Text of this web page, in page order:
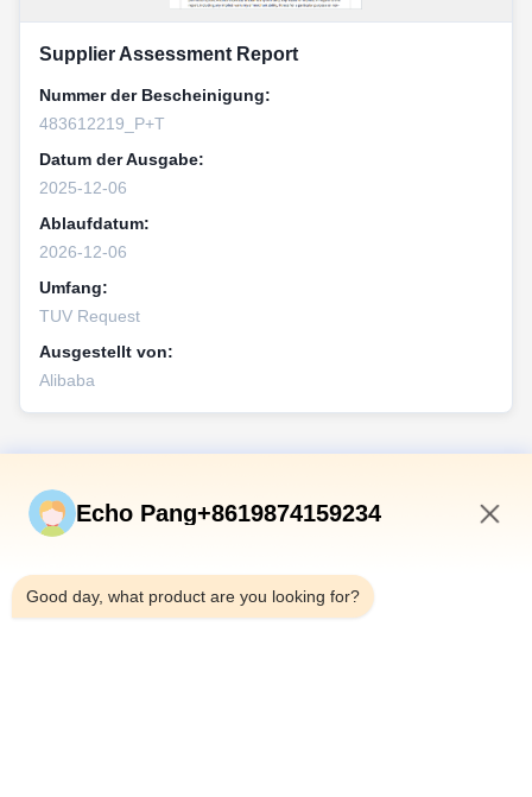
Supplier Assessment Report
Nummer der Bescheinigung:
483612219_P+T
Datum der Ausgabe:
2025-12-06
Ablaufdatum:
2026-12-06
Umfang:
TUV Request
Ausgestellt von:
Alibaba
Schnelle Verbindungen
Produkte
Über Uns
Echo Pang+8619874159234
Good day, what product are you looking for?